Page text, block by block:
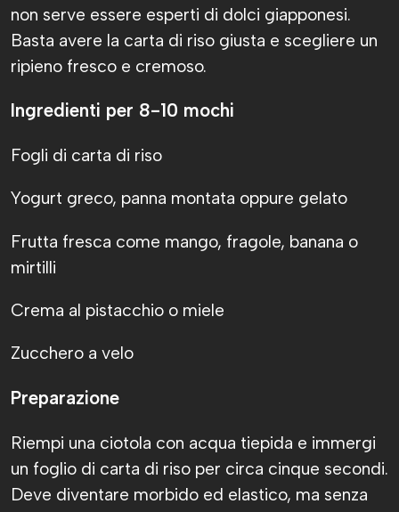
non serve essere esperti di dolci giapponesi.
Basta avere la carta di riso giusta e scegliere un
ripieno fresco e cremoso.
Ingredienti per 8-10 mochi
Fogli di carta di riso
Yogurt greco, panna montata oppure gelato
Frutta fresca come mango, fragole, banana o
mirtilli
Crema al pistacchio o miele
Zucchero a velo
Preparazione
Riempi una ciotola con acqua tiepida e immergi
un foglio di carta di riso per circa cinque secondi.
Deve diventare morbido ed elastico, ma senza